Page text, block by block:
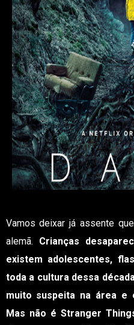
Vamos deixar já assente
alemã. Crianças
existem adolescentes,
toda a cultura dessa
muito suspeita na área e
Mas não é Stranger